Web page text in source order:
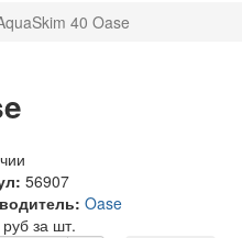
40 Oase
56907
Oase
за шт.